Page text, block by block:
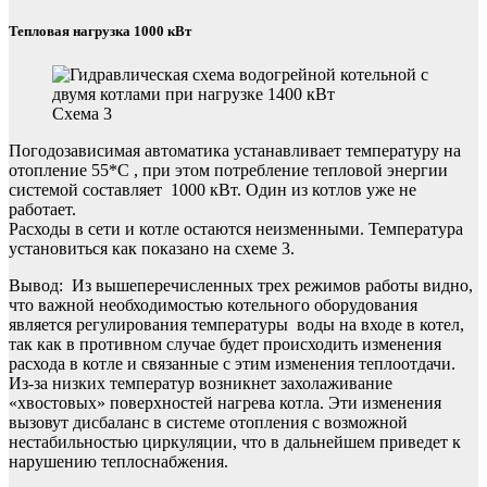
Тепловая нагрузка 1000 кВт
Схема 3
Погодозависимая автоматика устанавливает температуру на
отопление 55*С , при этом потребление тепловой энергии
системой составляет 1000 кВт. Один из котлов уже не
работает.
Расходы в сети и котле остаются неизменными. Температура
установиться как показано на схеме 3.
Вывод: Из вышеперечисленных трех режимов работы видно,
что важной необходимостью котельного оборудования
является регулирования температуры воды на входе в котел,
так как в противном случае будет происходить изменения
расхода в котле и связанные с этим изменения теплоотдачи.
Из-за низких температур возникнет захолаживание
«хвостовых» поверхностей нагрева котла. Эти изменения
вызовут дисбаланс в системе отопления с возможной
нестабильностью циркуляции, что в дальнейшем приведет к
нарушению теплоснабжения.